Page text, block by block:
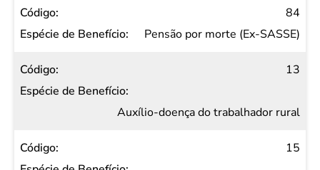
84
Pensão por morte (Ex-SASSE)
13
Auxílio-doença do trabalhador rural
15